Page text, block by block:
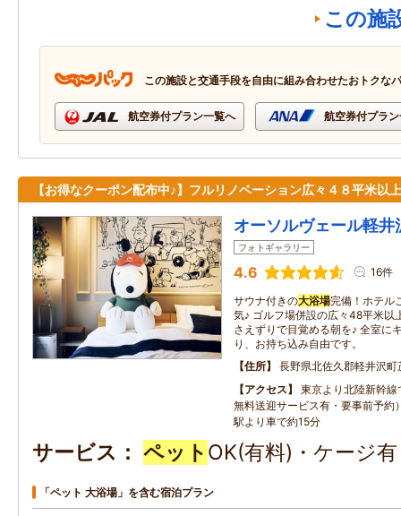
この施
この施設と交通手段を自由に組み合わせたおトクな
航空券付プラン一覧へ 航空券付プラ
【お得なクーポン配布中♪】フルリノベーション広々４８平米以
オーソルヴェール軽井
フォトギャラリー
4.6 16件
サウナ付きの大浴場完備！ホテル
気♪ ゴルフ場併設の広々48平米以
さえずりで目覚める朝を♪ 全室に
り、お持ち込み自由です。
住所
長野県北佐久郡軽井沢
アクセス
東京より北陸新幹
無料送迎サービス有・要事前予約
駅より車で約15分
サービス ペット OK(有料)・ケージ
「ペット 大浴場」を含む宿泊プラン